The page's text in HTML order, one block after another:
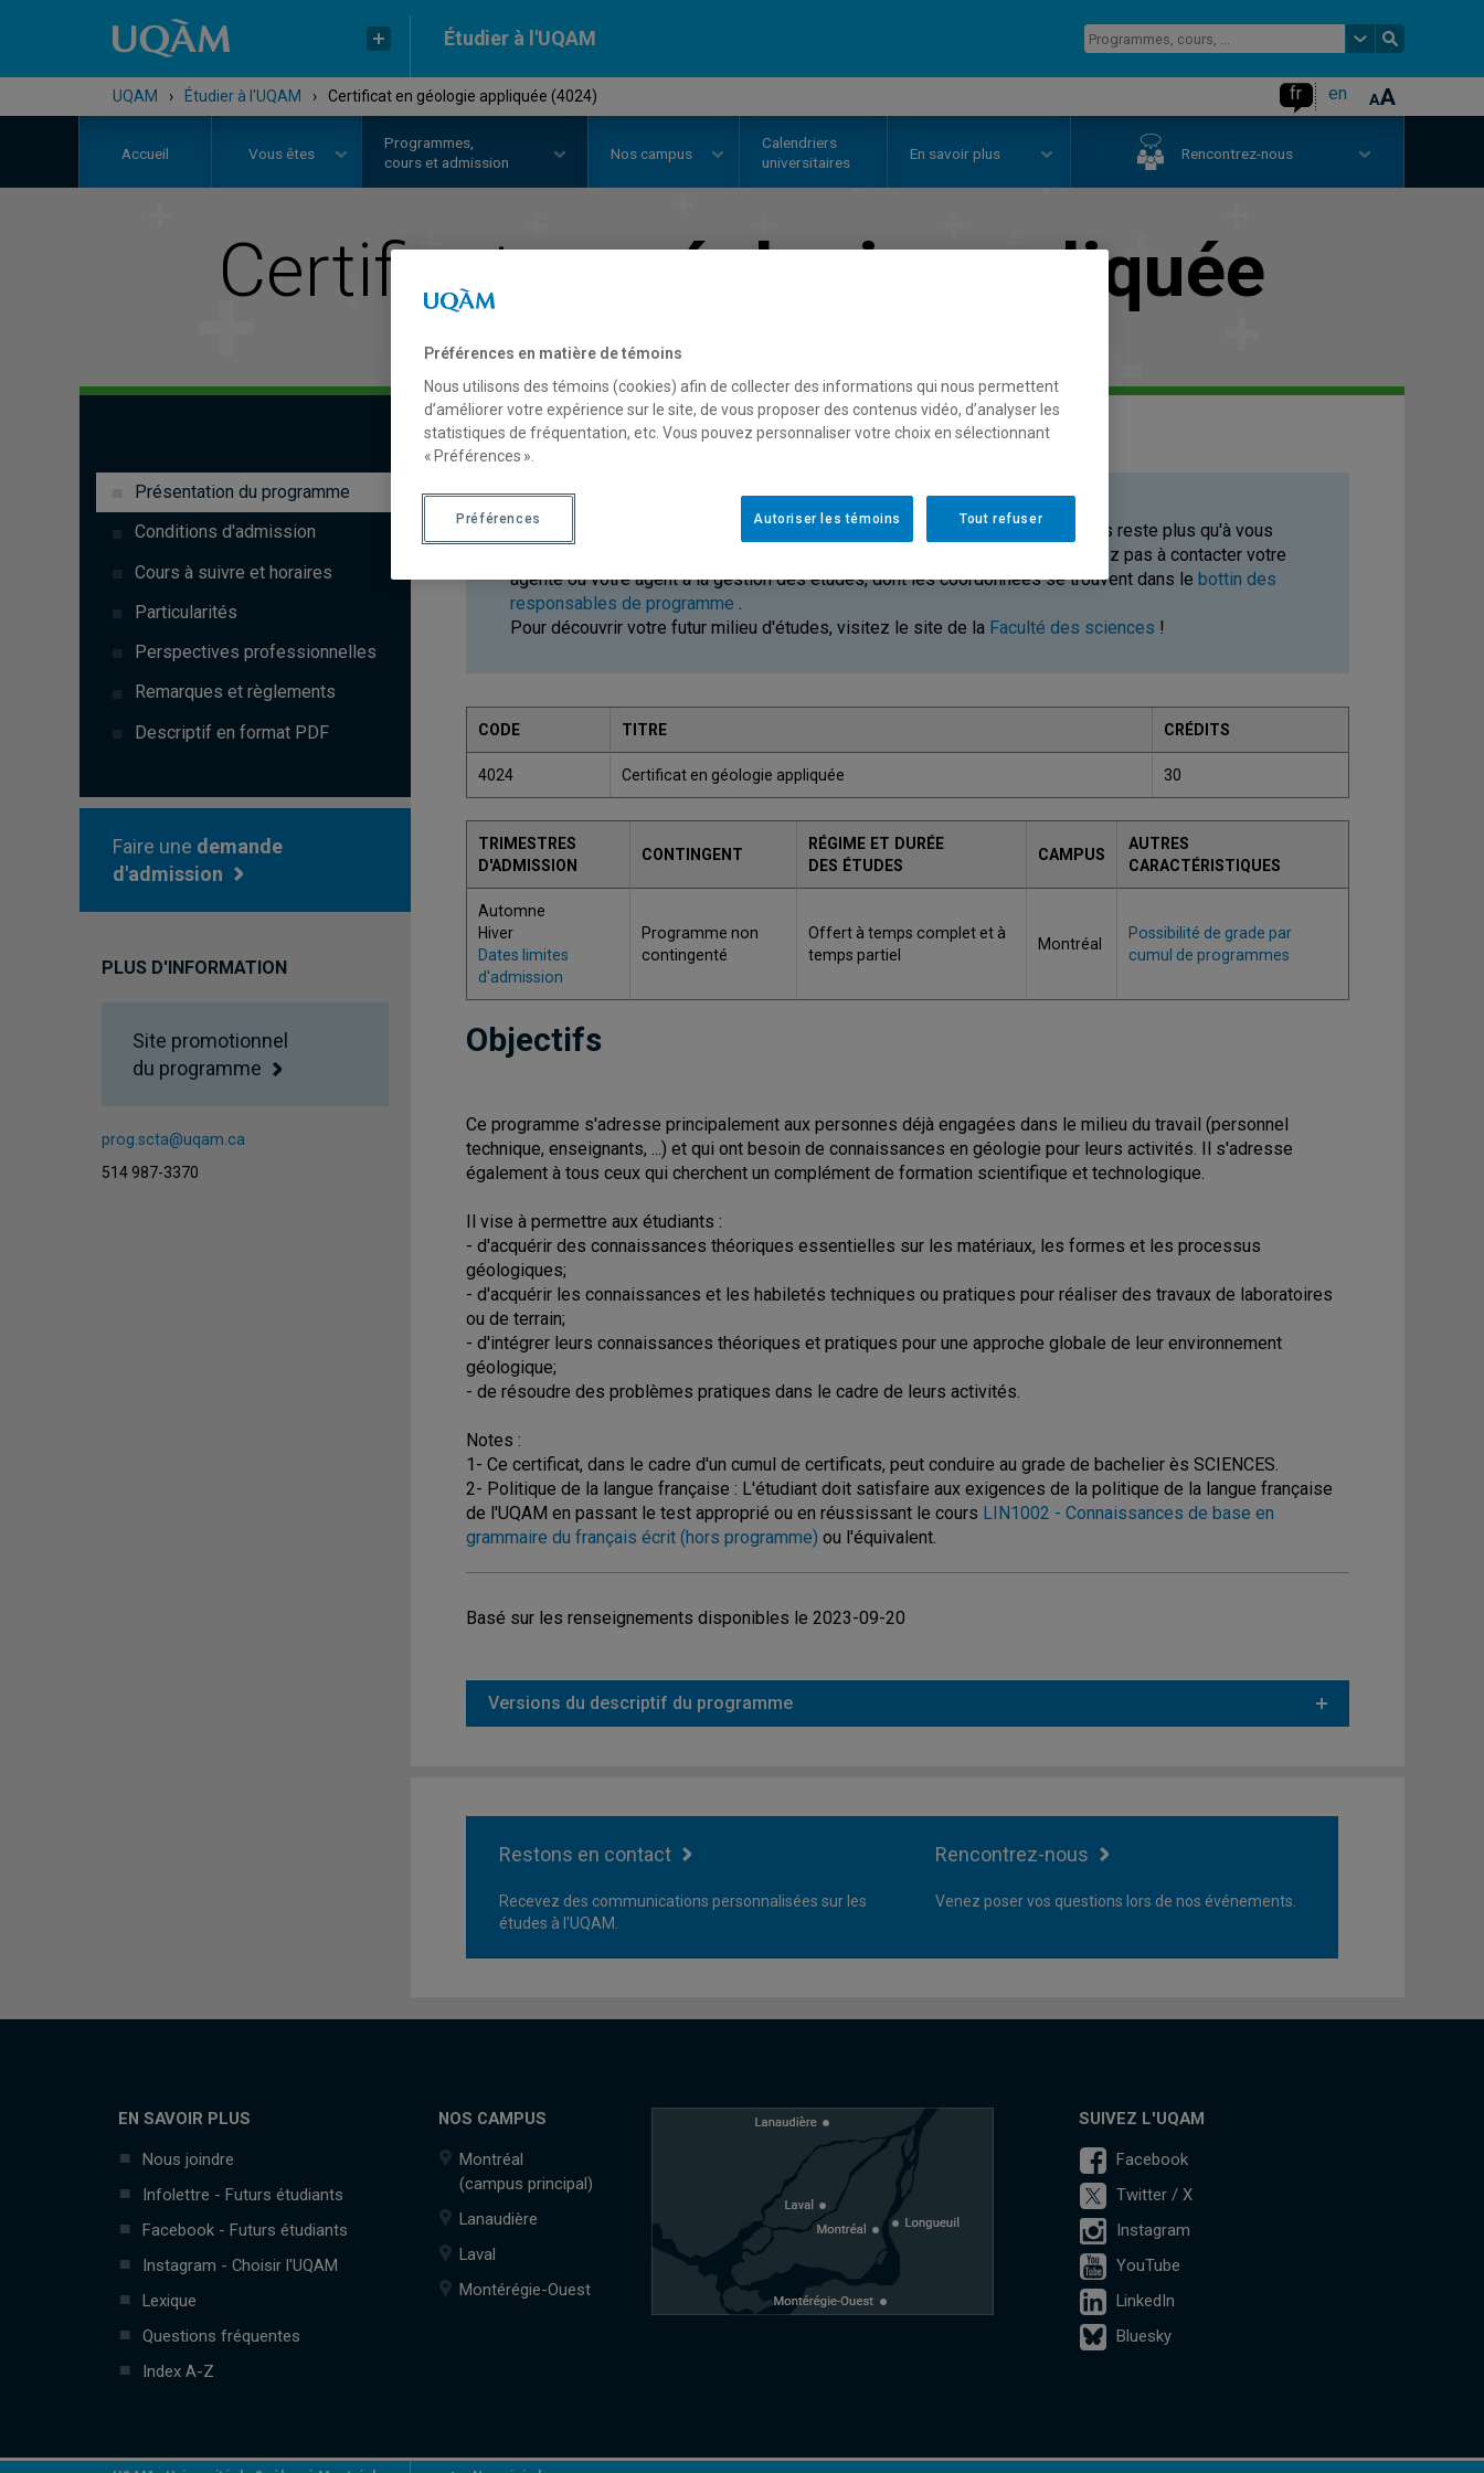
Étudier à l'UQAM
UQAM › Étudier à l'UQAM › Certificat en géologie appliquée (4024) fr en
Accueil Vous êtes
Programmes,
cours et admission
Nos campus
Calendriers
universitaires
En savoir plus Rencontrez-nous
Certificat engéologie appliquée
Faculté des sciences
Présentation du programme
Conditions d'admission
Cours à suivre et horaires
Particularités
Perspectives professionnelles
Remarques et règlements
Descriptif en format PDF
Faire une demande
d'admission
PLUS D'INFORMATION
Site promotionnel
du programme
prog.scta@uqam.ca
514 987-3370
Vous avez reçu une offre d'admission positive pour ce programme? Il ne vous reste plus qu'à vous
inscrire! Si vous avez des questions concernant votre choix de cours, n'hésitez pas à contacter votre
agente ou votre agent à la gestion des études, dont les coordonnées se trouvent dans le bottin des
responsables de programme .
Pour découvrir votre futur milieu d'études, visitez le site de la Faculté des sciences !
CODE TITRE CRÉDITS
4024 Certificat en géologie appliquée 30
TRIMESTRES
D'ADMISSION
CONTINGENT
RÉGIME ET DURÉE
DES ÉTUDES
CAMPUS
AUTRES
CARACTÉRISTIQUES
Automne
Hiver
Dates limites
d'admission
Programme non
contingenté
Offert à temps complet et à
temps partiel
Montréal
Possibilité de grade par
cumul de programmes
Objectifs
Ce programme s'adresse principalement aux personnes déjà engagées dans le milieu du travail (personnel
technique, enseignants, ...) et qui ont besoin de connaissances en géologie pour leurs activités. Il s'adresse
également à tous ceux qui cherchent un complément de formation scientifique et technologique.
Il vise à permettre aux étudiants :
- d'acquérir des connaissances théoriques essentielles sur les matériaux, les formes et les processus
géologiques;
- d'acquérir les connaissances et les habiletés techniques ou pratiques pour réaliser des travaux de laboratoires
ou de terrain;
- d'intégrer leurs connaissances théoriques et pratiques pour une approche globale de leur environnement
géologique;
- de résoudre des problèmes pratiques dans le cadre de leurs activités.
Notes :
1- Ce certificat, dans le cadre d'un cumul de certificats, peut conduire au grade de bachelier ès SCIENCES.
2- Politique de la langue française : L'étudiant doit satisfaire aux exigences de la politique de la langue française
de l'UQAM en passant le test approprié ou en réussissant le cours LIN1002 - Connaissances de base en
grammaire du français écrit (hors programme) ou l'équivalent.
Basé sur les renseignements disponibles le 2023-09-20
Versions du descriptif du programme
Restons en contact
Recevez des communications personnalisées sur les
études à l'UQAM.
Rencontrez-nous
Venez poser vos questions lors de nos événements.
EN SAVOIR PLUS
Nous joindre
Infolettre - Futurs étudiants
Facebook - Futurs étudiants
Instagram - Choisir l'UQAM
Lexique
Questions fréquentes
Index A-Z
NOS CAMPUS
Montréal
(campus principal)
Lanaudière
Laval
Montérégie-Ouest
SUIVEZ L'UQAM
Facebook
Twitter / X
Instagram
YouTube
LinkedIn
Bluesky
Préférences en matière de témoins
Nous utilisons des témoins (cookies) afin de collecter des informations qui nous permettent
d’améliorer votre expérience sur le site, de vous proposer des contenus vidéo, d’analyser les
statistiques de fréquentation, etc. Vous pouvez personnaliser votre choix en sélectionnant
« Préférences ».
Tout refuser
Autoriser les témoins
Préférences